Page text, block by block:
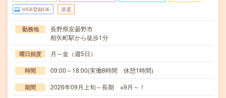
WEB登録OK 派遣
勤務地
長野県安曇野市
柏矢町駅から徒歩1分
曜日頻度 月～金（週5日）
時間 09:00～18:00(実働8時間 休憩1時間)
期間 2026年09月上旬～長期 ※9月～！